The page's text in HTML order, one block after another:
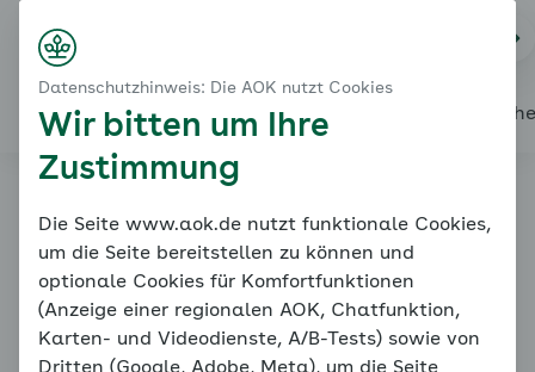
Alles über den Coach Mein Coach
Modul 2: Eigene Anteile bearbeiten - Soziale Angst
Erziehungsverhalten
Motive für Überbehütung
Familiencoach
Kinderängste
Datenschutzhinweis: Die AOK nutzt Cookies
Wir bitten um Ihre
Zustimmung
Die Seite www.aok.de nutzt funktionale Cookies,
um die Seite bereitstellen zu können und
optionale Cookies für Komfortfunktionen
(Anzeige einer regionalen AOK, Chatfunktion,
Karten- und Videodienste, A/B-Tests) sowie von